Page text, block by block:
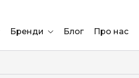
Бренди Блог Про нас